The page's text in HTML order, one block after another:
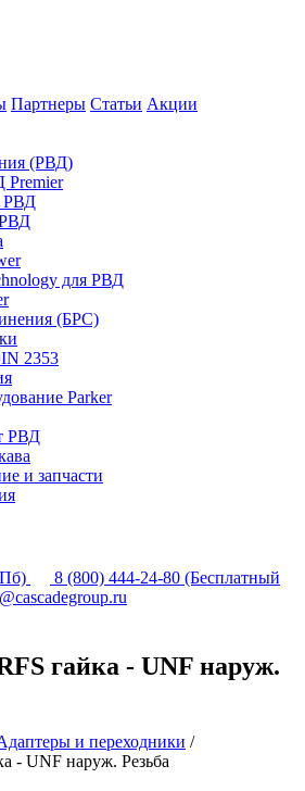
Партнеры Статьи Акции
(РВД)
Premier
РВД
для РВД
(БРС)
2353
Parker
РВД
и запчасти
8 (800) 444-24-80 (Бесплатный
гайка - UNF наруж.
и переходники /
- UNF наруж. Резьба